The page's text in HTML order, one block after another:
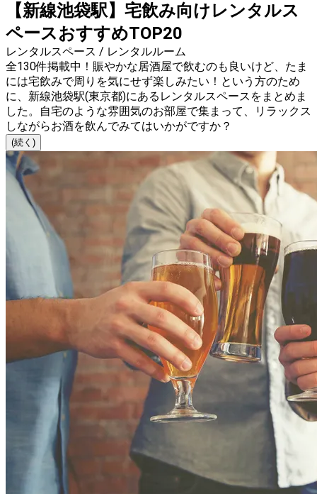
【新線池袋駅】宅飲み向けレンタルス
ペースおすすめTOP20
レンタルスペース / レンタルルーム
全130件掲載中！賑やかな居酒屋で飲むのも良いけど、たま
には宅飲みで周りを気にせず楽しみたい！という方のため
に、新線池袋駅(東京都)にあるレンタルスペースをまとめま
した。自宅のような雰囲気のお部屋で集まって、リラックス
しながらお酒を飲んでみてはいかがですか？
(続く)